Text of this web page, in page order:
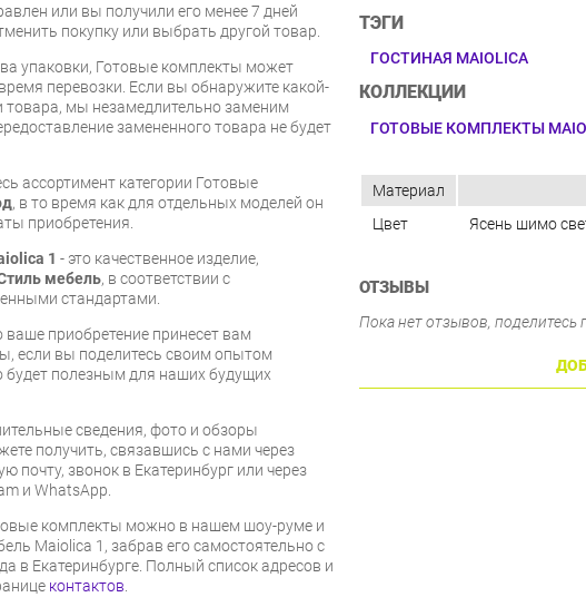
ТЭГИ
ГОСТИНАЯ MAIOLICA
КОЛЛЕКЦИИ
ГОТОВЫЕ КОМПЛЕКТЫ
или вы получили его менее 7 дней
покупку или выбрать другой товар.
упаковки, Готовые комплекты может
перевозки. Если вы обнаружите какой-
товара, мы незамедлительно заменим
замененного товара не будет
ассортимент категории Готовые
, в то время как для отдельных моделей он
приобретения.
1 - это качественное изделие,
мебель, в соответствии с
стандартами.
приобретение принесет вам
если вы поделитесь своим опытом
будет полезным для наших будущих
сведения, фото и обзоры
получить, связавшись с нами через
почту, звонок в Екатеринбург или через
и WhatsApp.
комплекты можно в нашем шоу-руме и
Maiolica 1, забрав его самостоятельно с
в Екатеринбурге. Полный список адресов и
контактов
Материал
Цвет
Ясень шимо
ОТЗЫВЫ
Пока нет отзывов,